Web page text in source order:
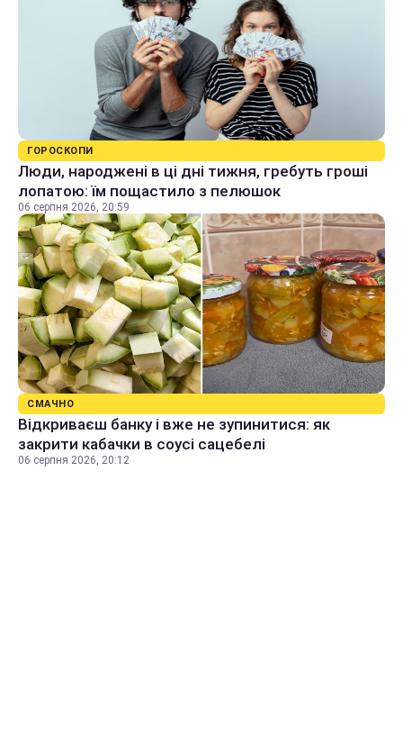
ГОРОСКОПИ
Люди, народжені в ці дні тижня, гребуть гроші
лопатою: їм пощастило з пелюшок
06 серпня 2026, 20:59
СМАЧНО
Відкриваєш банку і вже не зупинитися: як
закрити кабачки в соусі сацебелі
06 серпня 2026, 20:12